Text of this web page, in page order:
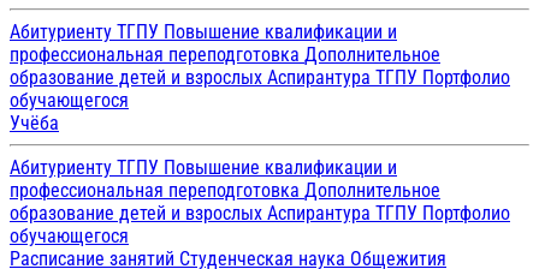
Абитуриенту ТГПУ Повышение квалификации и
профессиональная переподготовка Дополнительное
образование детей и взрослых Аспирантура ТГПУ Портфолио
обучающегося
Учёба
Абитуриенту ТГПУ Повышение квалификации и
профессиональная переподготовка Дополнительное
образование детей и взрослых Аспирантура ТГПУ Портфолио
обучающегося
Расписание занятий Студенческая наука Общежития